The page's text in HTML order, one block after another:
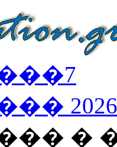
7
2026
�